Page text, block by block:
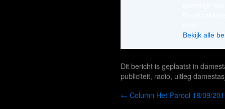
Bekijk alle
Dit bericht is geplaatst in
publiciteit, radio, uitleg
← Column Het Parool 18/09/